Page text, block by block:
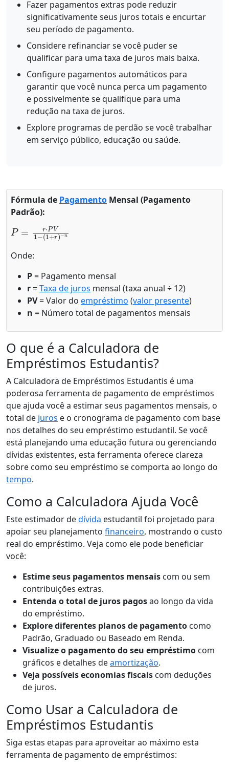
Fazer pagamentos extras pode reduzir
significativamente seus juros totais e encurtar
seu período de pagamento.
Considere refinanciar se você puder se
qualificar para uma taxa de juros mais baixa.
Configure pagamentos automáticos para
garantir que você nunca perca um pagamento
e possivelmente se qualifique para uma
redução na taxa de juros.
Explore programas de perdão se você trabalhar
em serviço público, educação ou saúde.
Fórmula de Pagamento Mensal (Pagamento
Padrão):
P= 1 −(1
−n
Onde:
P= Pagamento mensal
r=Taxa de juros mensal (taxa anual ÷ 12)
PV= Valor do empréstimo (valor presente)
n = Número total de pagamentos mensais
O que é a Calculadora de
Empréstimos Estudantis?
A Calculadora de Empréstimos Estudantis é uma
poderosa ferramenta de pagamento de empréstimos
que ajuda você a estimar seus pagamentos mensais, o
total de juros e o cronograma de pagamento com base
nos detalhes do seu empréstimo estudantil. Se você
está planejando uma educação futura ou gerenciando
dívidas existentes, esta ferramenta oferece clareza
sobre como seu empréstimo se comporta ao longo do
tempo.
Como a Calculadora Ajuda Você
Este estimador dedívida estudantil foi projetado para
apoiar seu planejamento financeiro, mostrando o custo
real do empréstimo. Veja como ele pode beneficiar
você:
Estime seus pagamentos mensais com ou sem
contribuições extras.
Entenda o total de juros pagosao longo da vida
do empréstimo.
Explore diferentes planos de pagamento como
Padrão, Graduado ou Baseado em Renda.
Visualize o pagamento do seu empréstimo com
gráficos e detalhes deamortização.
Veja possíveis economias fiscais com deduções
de juros.
Como Usar a Calculadora de
Empréstimos Estudantis
Siga estas etapas para aproveitar ao máximo esta
ferramenta de pagamento de empréstimos: